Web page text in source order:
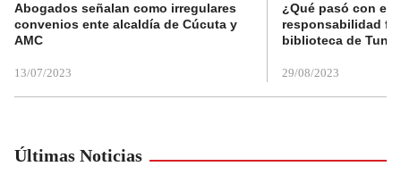
Abogados señalan como irregulares
convenios ente alcaldía de Cúcuta y
AMC
13/07/2023
¿Qué pasó con el
responsabilidad
biblioteca de
29/08/2023
Últimas Noticias